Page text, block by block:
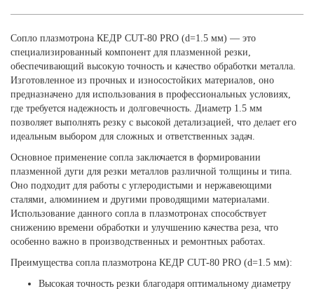
Сопло плазмотрона КЕДР CUT-80 PRO (d=1.5 мм) — это
специализированный компонент для плазменной резки,
обеспечивающий высокую точность и качество обработки металла.
Изготовленное из прочных и износостойких материалов, оно
предназначено для использования в профессиональных условиях,
где требуется надежность и долговечность. Диаметр 1.5 мм
позволяет выполнять резку с высокой детализацией, что делает его
идеальным выбором для сложных и ответственных задач.
Основное применение сопла заключается в формировании
плазменной дуги для резки металлов различной толщины и типа.
Оно подходит для работы с углеродистыми и нержавеющими
сталями, алюминием и другими проводящими материалами.
Использование данного сопла в плазмотронах способствует
снижению времени обработки и улучшению качества реза, что
особенно важно в производственных и ремонтных работах.
Преимущества сопла плазмотрона КЕДР CUT-80 PRO (d=1.5 мм):
Высокая точность резки благодаря оптимальному диаметру